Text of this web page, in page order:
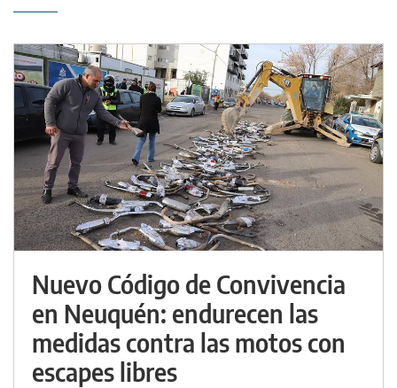
Nuevo Código de Convivencia
en Neuquén: endurecen las
medidas contra las motos con
escapes libres